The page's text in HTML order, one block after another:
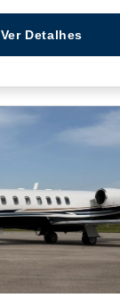
Ver Detalhes